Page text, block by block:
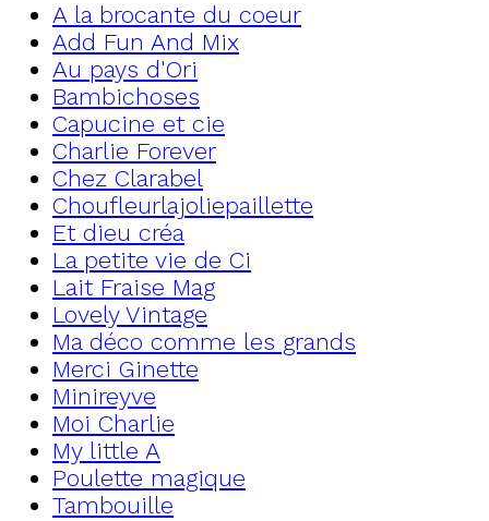
A la brocante du coeur
Add Fun And Mix
Au pays d'Ori
Bambichoses
Capucine et cie
Charlie Forever
Chez Clarabel
Choufleurlajoliepaillette
Et dieu créa
La petite vie de Ci
Lait Fraise Mag
Lovely Vintage
Ma déco comme les grands
Merci Ginette
Minireyve
Moi Charlie
My little A
Poulette magique
Tambouille